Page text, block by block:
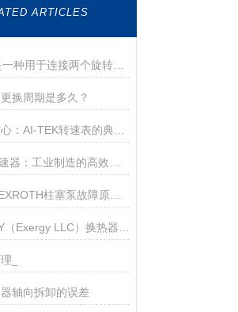
ARTICLES
voith联轴器是一种用于连接两个旋转轴的机械装置
换周期是多久？
德国力士乐REXROTH柱塞泵故障原因及解决办法
_
轴向拆卸的误差